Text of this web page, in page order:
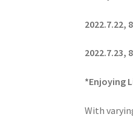
2022.7.22,
2022.7.23,
*Enjoying
With